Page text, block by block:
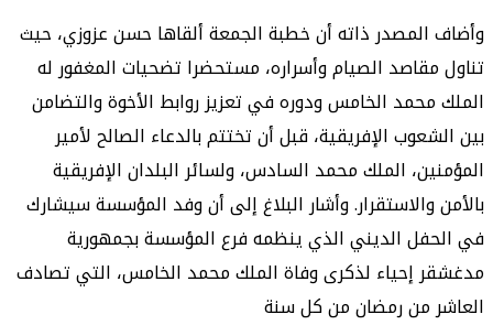
ذاته أن خطبة الجمعة ألقاها حسن عزوزي، حيث
الصيام وأسراره، مستحضرا تضحيات المغفور له
الخامس ودوره في تعزيز روابط الأخوة والتضامن
الإفريقية، قبل أن تختتم بالدعاء الصالح لأمير
الملك محمد السادس، ولسائر البلدان الإفريقية
وأشار البلاغ إلى أن وفد المؤسسة سيشارك
الديني الذي ينظمه فرع المؤسسة بجمهورية
إحياء لذكرى وفاة الملك محمد الخامس، التي تصادف
من رمضان من كل سنة